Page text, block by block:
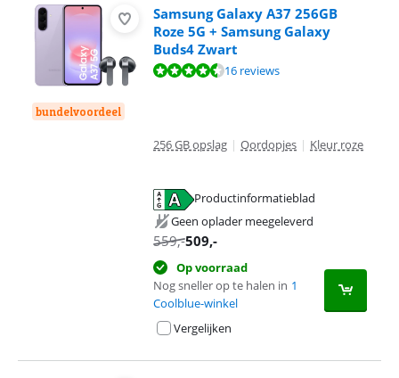
bundelvoordeel
Samsung Galaxy A37 256GB
Roze 5G + Samsung Galaxy
Buds4 Zwart
Beoordeling is 9,3 van de 10, gebaseerd op 16 reviews.
16 reviews
256 GB opslag | Oordopjes | Kleur roze
Productinformatieblad
Geen oplader meegeleverd
559,-509,-
Op voorraad
Nog sneller op te halen in 1
Coolblue-winkel
Vergelijken